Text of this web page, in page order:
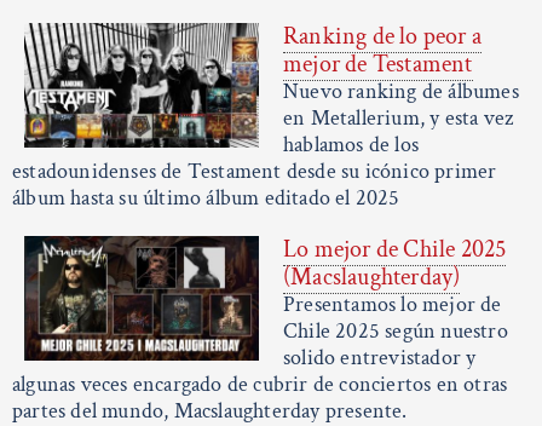
Ranking de lo peor a
mejor de Testament
Nuevo ranking de álbumes
en Metallerium, y esta vez
hablamos de los
estadounidenses de Testament desde su icónico primer
álbum hasta su último álbum editado el 2025
Lo mejor de Chile 2025
(Macslaughterday)
Presentamos lo mejor de
Chile 2025 según nuestro
solido entrevistador y
algunas veces encargado de cubrir de conciertos en otras
partes del mundo, Macslaughterday presente.